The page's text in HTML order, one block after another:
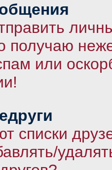
получаю
или
списки